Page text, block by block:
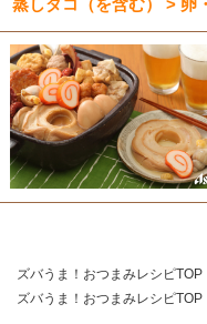
蒸しダコ（を含む） >
ズバうま！おつまみレシピTOP
ズバうま！おつまみレシピTOP